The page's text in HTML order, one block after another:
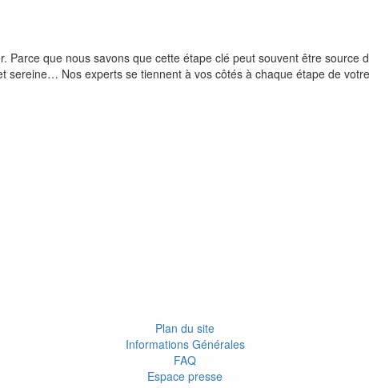
Parce que nous savons que cette étape clé peut souvent être
sereine… Nos experts se tiennent à vos côtés à chaque étape de
Plan du site
Informations Générales
FAQ
Espace presse